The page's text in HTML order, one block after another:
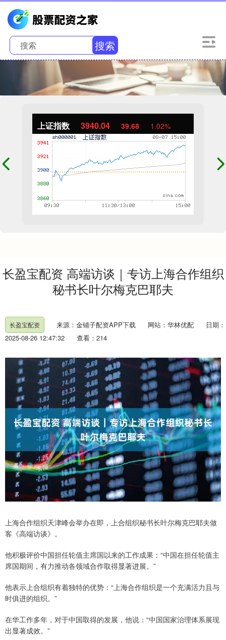
搜索
上证指数 3940.04 39.68 1.02%
长盈宝配资 高端访谈｜专访上海合作组织
秘书长叶尔梅克巴耶夫
长盈宝配资 来源：金铺子配资APP下载 网站：华林优配
日期：
2025-08-26 12:47:32
查看：214
上海合作组织天津峰会举办在即，上合组织秘书长叶尔梅克巴耶夫做
客《高端访谈》。
他积极评价中国担任轮值主席国以来的工作成果：“中国在担任轮值主
席国期间，有力推动各领域合作取得显著进展。”
他表示上合组织有着独特的优势：“上海合作组织是一个充满活力且与
时俱进的组织。”
在华工作多年，对于中国取得的发展，他说：“中国国家治理体系展现
出显著成效。”